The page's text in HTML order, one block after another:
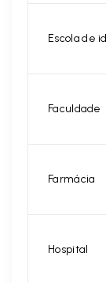
Escola de
Faculdade
Farmácia
Hospital